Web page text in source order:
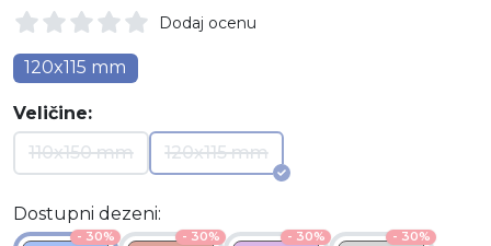
Dodaj ocenu
120x115 mm
Veličine:
110x150 mm
120x115 mm
Dostupni dezeni:
- 30% - 30% - 30% - 30%